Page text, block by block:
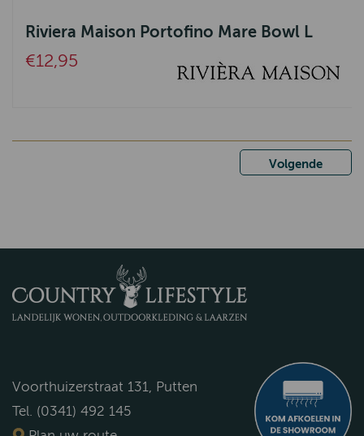
Riviera Maison Portofino Mare Bowl L
€12,95
Volgende
Voorthuizerstraat 131, Putten
Tel. (0341) 492 145